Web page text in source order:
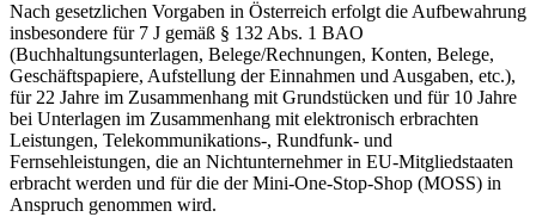
Nach gesetzlichen Vorgaben in Österreich erfolgt die Aufbewahrung
insbesondere für 7 J gemäß § 132 Abs. 1 BAO
(Buchhaltungsunterlagen, Belege/Rechnungen, Konten, Belege,
Geschäftspapiere, Aufstellung der Einnahmen und Ausgaben, etc.),
für 22 Jahre im Zusammenhang mit Grundstücken und für 10 Jahre
bei Unterlagen im Zusammenhang mit elektronisch erbrachten
Leistungen, Telekommunikations-, Rundfunk- und
Fernsehleistungen, die an Nichtunternehmer in EU-Mitgliedstaaten
erbracht werden und für die der Mini-One-Stop-Shop (MOSS) in
Anspruch genommen wird.